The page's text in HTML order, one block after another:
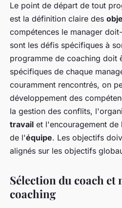
Le point de départ de tout
est la définition claire des
compétences le manager
sont les défis spécifiques à
programme de coaching doit
spécifiques de chaque
couramment rencontrés, on
développement des
la gestion des conflits,
travail et l'encouragement
de l'équipe. Les objectifs
alignés sur les objectifs
Sélection du coach et
coaching